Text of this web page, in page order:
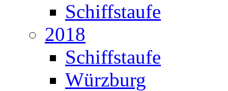
Schiffstaufe
2018
Schiffstaufe
Würzburg